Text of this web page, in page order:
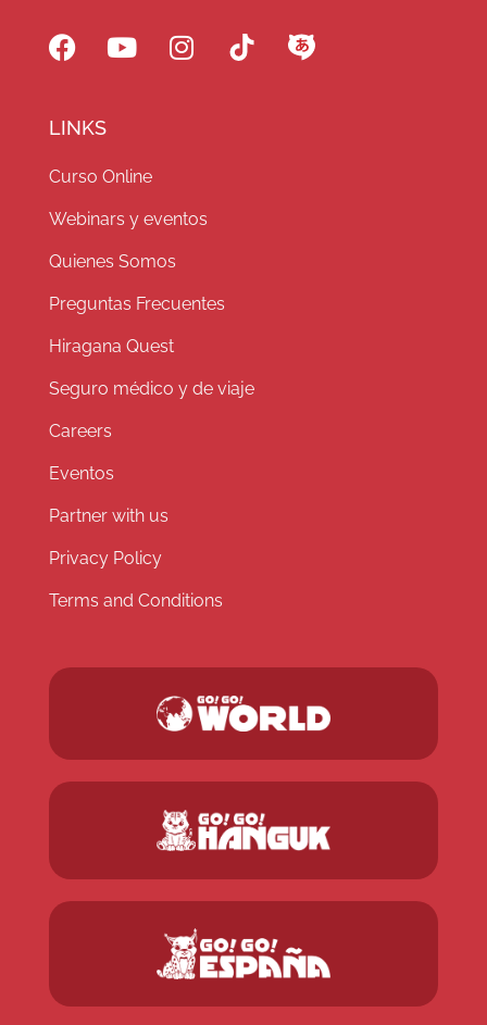
LINKS
Curso Online
Webinars y eventos
Quienes Somos
Preguntas Frecuentes
Hiragana Quest
Seguro médico y de viaje
Careers
Eventos
Partner with us
Privacy Policy
Terms and Conditions